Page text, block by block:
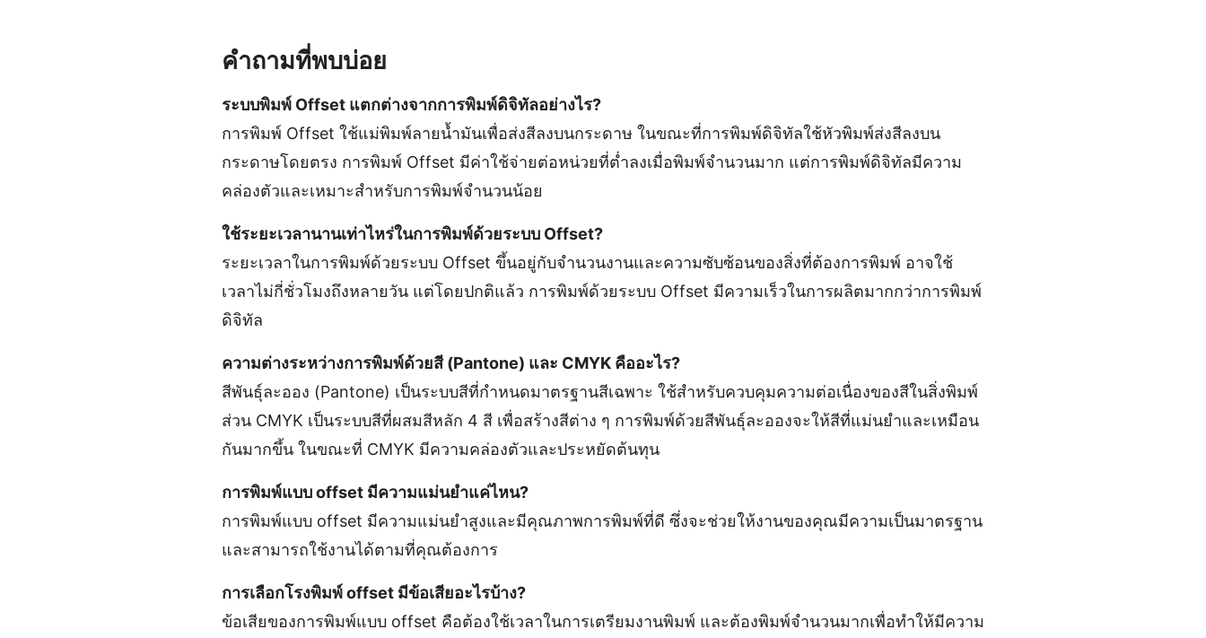
คำถามที่พบบ่อย
ระบบพิมพ์ Offset แตกต่างจากการพิมพ์ดิจิทัลอย่างไร?
การพิมพ์ Offset ใช้แม่พิมพ์ลายน้ำมันเพื่อส่งสีลงบนกระดาษ ในขณะที่การพิมพ์ดิจิทัลใช้หัวพิมพ์ส่งสีลงบน
กระดาษโดยตรง การพิมพ์ Offset มีค่าใช้จ่ายต่อหน่วยที่ต่ำลงเมื่อพิมพ์จำนวนมาก แต่การพิมพ์ดิจิทัลมีความ
คล่องตัวและเหมาะสำหรับการพิมพ์จำนวนน้อย
ใช้ระยะเวลานานเท่าไหร่ในการพิมพ์ด้วยระบบ Offset?
ระยะเวลาในการพิมพ์ด้วยระบบ Offset ขึ้นอยู่กับจำนวนงานและความซับซ้อนของสิ่งที่ต้องการพิมพ์ อาจใช้
เวลาไม่กี่ชั่วโมงถึงหลายวัน แต่โดยปกติแล้ว การพิมพ์ด้วยระบบ Offset มีความเร็วในการผลิตมากกว่าการพิมพ์
ดิจิทัล
ความต่างระหว่างการพิมพ์ด้วยสี (Pantone) และ CMYK คืออะไร?
สีพันธุ์ละออง (Pantone) เป็นระบบสีที่กำหนดมาตรฐานสีเฉพาะ ใช้สำหรับควบคุมความต่อเนื่องของสีในสิ่งพิมพ์
ส่วน CMYK เป็นระบบสีที่ผสมสีหลัก 4 สี เพื่อสร้างสีต่าง ๆ การพิมพ์ด้วยสีพันธุ์ละอองจะให้สีที่แม่นยำและเหมือน
กันมากขึ้น ในขณะที่ CMYK มีความคล่องตัวและประหยัดต้นทุน
การพิมพ์แบบ offset มีความแม่นยำแค่ไหน?
การพิมพ์แบบ offset มีความแม่นยำสูงและมีคุณภาพการพิมพ์ที่ดี ซึ่งจะช่วยให้งานของคุณมีความเป็นมาตรฐาน
และสามารถใช้งานได้ตามที่คุณต้องการ
การเลือกโรงพิมพ์ offset มีข้อเสียอะไรบ้าง?
ข้อเสียของการพิมพ์แบบ offset คือต้องใช้เวลาในการเตรียมงานพิมพ์ และต้องพิมพ์จำนวนมากเพื่อทำให้มีความ